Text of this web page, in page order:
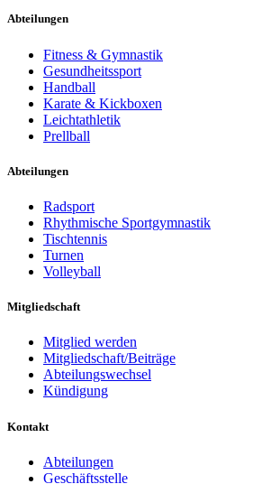
Abteilungen
Fitness & Gymnastik
Gesundheitssport
Handball
Karate & Kickboxen
Leichtathletik
Prellball
Abteilungen
Radsport
Rhythmische Sportgymnastik
Tischtennis
Turnen
Volleyball
Mitgliedschaft
Mitglied werden
Mitgliedschaft/Beiträge
Abteilungswechsel
Kündigung
Kontakt
Abteilungen
Geschäftsstelle